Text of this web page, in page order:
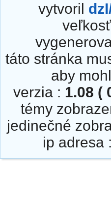
vytvoril
táto stránka
aby
verzia : 1.08 (
témy
jedinečné
ip adresa :